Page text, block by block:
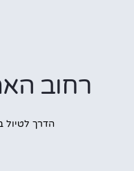
רחוב
הדרך לטיול